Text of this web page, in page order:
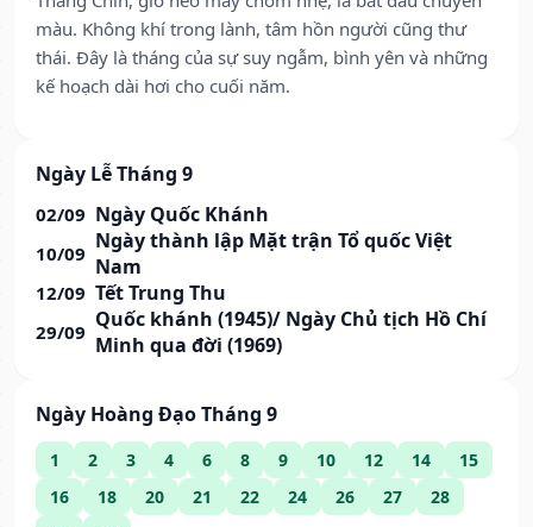
màu. Không khí trong lành, tâm hồn người cũng thư
thái. Đây là tháng của sự suy ngẫm, bình yên và những
kế hoạch dài hơi cho cuối năm.
Ngày Lễ Tháng 9
02/09 Ngày Quốc Khánh
10/09 Ngày thành lập Mặt trận Tổ quốc Việt
Nam
12/09 Tết Trung Thu
29/09 Quốc khánh (1945)/ Ngày Chủ tịch Hồ Chí
Minh qua đời (1969)
Ngày Hoàng Đạo Tháng 9
1 2 3 4 6 8 9 10 12 14
15
16
18 20 21 22 24 26 27
28